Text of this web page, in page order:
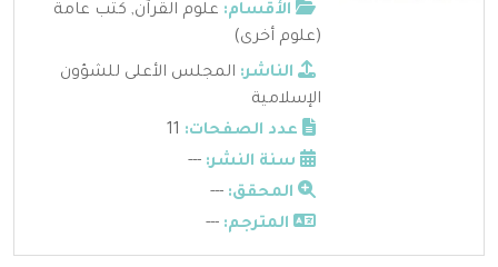
الأقسام: علوم القرآن, كتب عامة
(علوم أخرى)
الناشر: المجلس الأعلى للشؤون
الإسلامية
عدد الصفحات:
سنة النشر: ---
المحقق: ---
المترجم: ---